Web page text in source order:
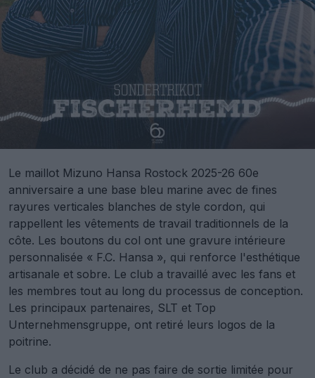
Le maillot Mizuno Hansa Rostock 2025-26 60e
anniversaire a une base bleu marine avec de fines
rayures verticales blanches de style cordon, qui
rappellent les vêtements de travail traditionnels de la
côte. Les boutons du col ont une gravure intérieure
personnalisée « F.C. Hansa », qui renforce l'esthétique
artisanale et sobre. Le club a travaillé avec les fans et
les membres tout au long du processus de conception.
Les principaux partenaires, SLT et Top
Unternehmensgruppe, ont retiré leurs logos de la
poitrine.
Le club a décidé de ne pas faire de sortie limitée pour